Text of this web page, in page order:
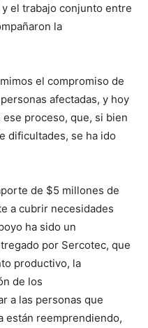
el trabajo conjunto entre
la
el compromiso de
afectadas, y hoy
proceso, que, si bien
dificultades, se ha ido
de $5 millones de
a cubrir necesidades
ha sido un
por Sercotec, que
productivo, la
de los
a las personas que
están reemprendiendo,